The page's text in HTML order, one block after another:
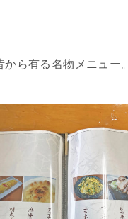
ら有る名物メニュー。